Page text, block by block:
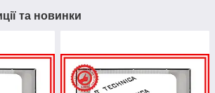
та новинки